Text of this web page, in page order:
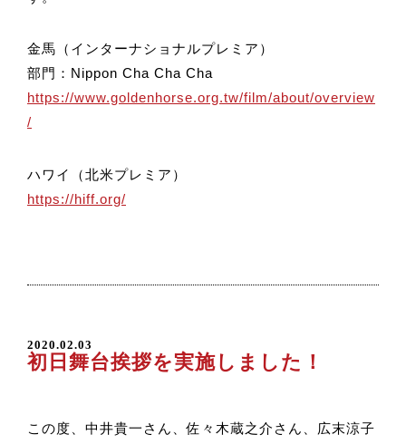
金馬（インターナショナルプレミア）
部門：Nippon Cha Cha Cha
https://www.goldenhorse.org.tw/film/about/overview
/
ハワイ（北米プレミア）
https://hiff.org/
2020.02.03
初日舞台挨拶を実施しました！
この度、中井貴一さん、佐々木蔵之介さん、広末涼子